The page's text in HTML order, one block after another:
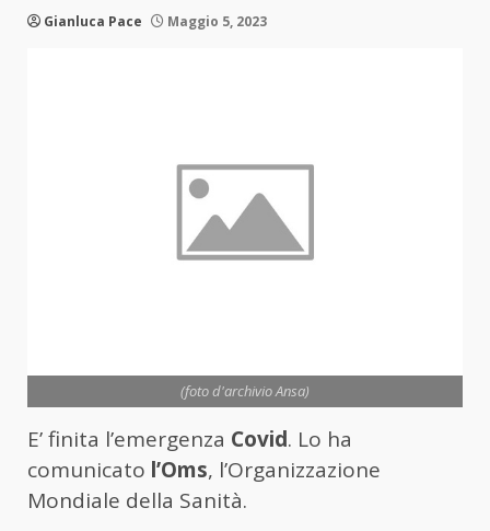
Gianluca Pace Maggio 5, 2023
(foto d'archivio Ansa)
E’ finita l’emergenza Covid. Lo ha
comunicato l’Oms, l’Organizzazione
Mondiale della Sanità.